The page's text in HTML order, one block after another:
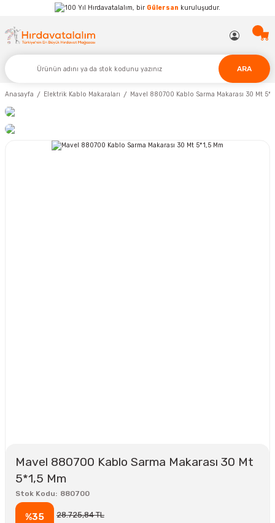
Hırdavatalalım, bir Gülersan kuruluşudur.
ARA
Anasayfa Elektrik Kablo Makaraları Mavel 880700 Kablo Sarma Makarası 30 Mt
Mavel 880700 Kablo Sarma Makarası 30 Mt
5*1,5 Mm
Stok Kodu 880700
%35 28.725,84 TL